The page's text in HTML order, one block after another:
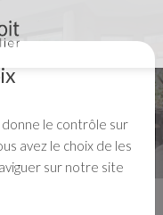
le contrôle sur
avez le choix de les
sur notre site